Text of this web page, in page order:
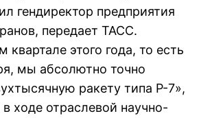
гендиректор предприятия
передает ТАСС.
квартале этого года, то есть
мы абсолютно точно
ракету типа Р-7»,
ходе отраслевой научно-